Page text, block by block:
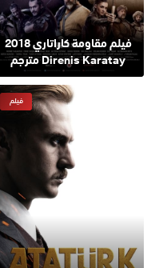
فيلم مقاومة كاراتاري 2018
Direnis Karatay مترجم
فيلم